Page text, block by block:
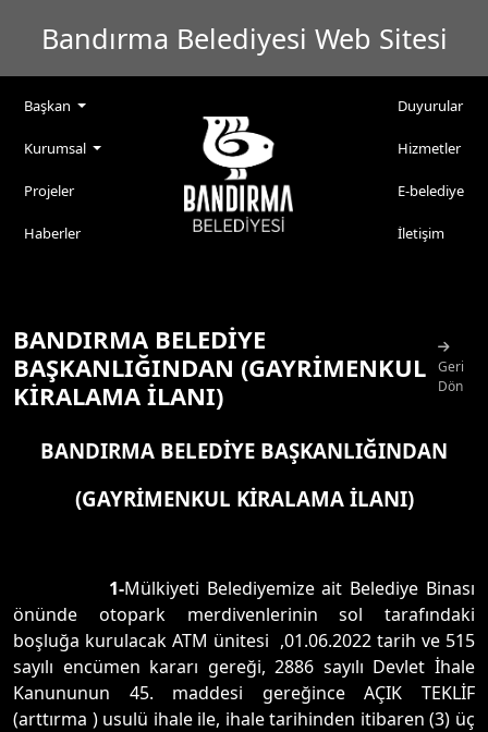
Bandırma Belediyesi Web Sitesi
Başkan
Kurumsal
Projeler
Haberler
Duyurular
Hizmetler
E-belediye
İletişim
BANDIRMA BELEDİYE
BAŞKANLIĞINDAN (GAYRİMENKUL
KİRALAMA İLANI)
Geri
Dön
BANDIRMA BELEDİYE BAŞKANLIĞINDAN
(GAYRİMENKUL KİRALAMA İLANI)
1-Mülkiyeti Belediyemize ait Belediye Binası
önünde otopark merdivenlerinin sol tarafındaki
boşluğa kurulacak ATM ünitesi ,01.06.2022 tarih ve 515
sayılı encümen kararı gereği, 2886 sayılı Devlet İhale
Kanununun 45. maddesi gereğince AÇIK TEKLİF
(arttırma ) usulü ihale ile, ihale tarihinden itibaren (3) üç